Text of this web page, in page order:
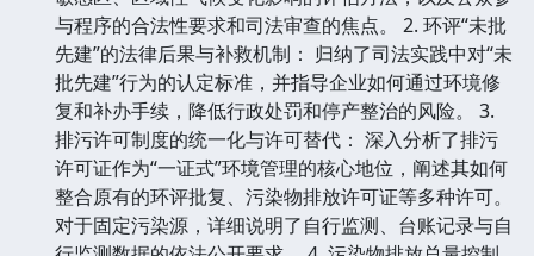
与程序的合法性要求和司法审查的焦点。 2. 环评“未批
先建”的法律后果与补救机制： 归纳了司法实践中对“未
批先建”行为的认定标准，并指导企业如何通过环境修
复和补办手续，降低行政处罚和停产整治的风险。 3.
排污许可制度的统一化与许可替代： 深入分析了排污
许可证作为“一证式”环境管理的核心地位，阐述其如何
整合原有的环评批复、污染物排放许可证等多种许可。
对于固定污染源，详细说明了自行监测、台账记录与自